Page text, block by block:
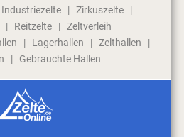
Industriezelte | Zirkuszelte
|
| Reitzelte | Zeltverleih
| Lagerhallen | Zelthallen
|
| Gebrauchte Hallen